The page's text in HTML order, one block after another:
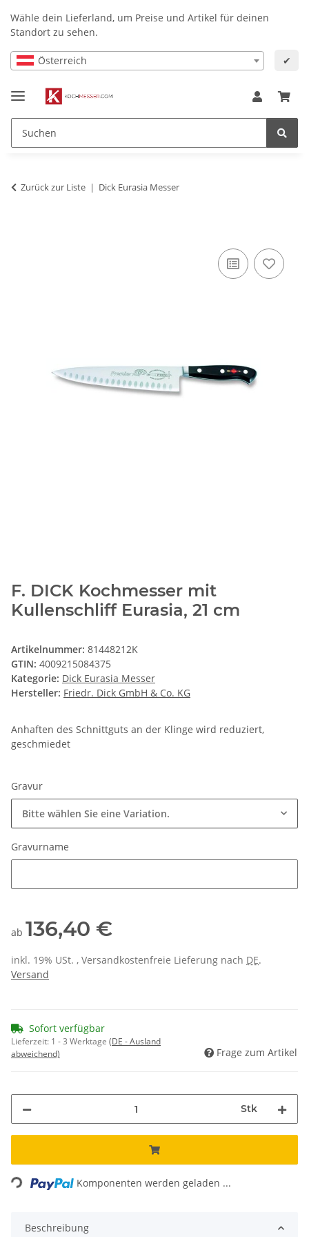
Wähle dein Lieferland, um Preise und Artikel für deinen
Standort zu sehen.
Österreich ✔
Zurück zur Liste Dick Eurasia Messer
F. DICK Kochmesser mit
Kullenschliff Eurasia, 21 cm
Artikelnummer: 81448212K
GTIN: 4009215084375
Kategorie: Dick Eurasia Messer
Hersteller: Friedr. Dick GmbH & Co. KG
Anhaften des Schnittguts an der Klinge wird reduziert,
geschmiedet
Gravur
Bitte wählen Sie eine Variation.
Gravurname
ab 136,40 €
inkl. 19% USt. , Versandkostenfreie Lieferung nach DE.
Versand
Sofort verfügbar
Lieferzeit: 1 - 3 Werktage (DE - Ausland
abweichend)
Frage zum Artikel
Stk
Loading... Komponenten werden geladen ...
Beschreibung